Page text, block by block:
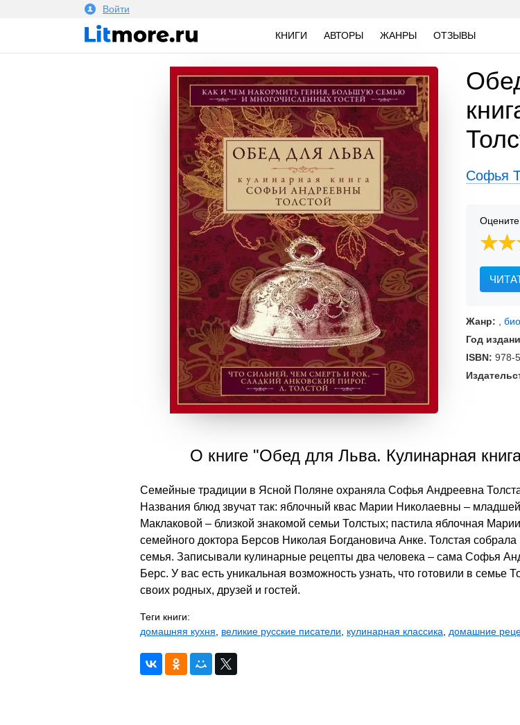
Войти
КНИГИ АВТОРЫ ЖАНРЫ ОТЗЫВЫ
Софья
Оцените
Жанр:
Год
ISBN: 978-
О книге "Обед для Льва. Кулинарная
Семейные традиции в Ясной Поляне охраняла Софья Андреевна
Названия блюд звучат так: яблочный квас Марии Николаевны –
Маклаковой – близкой знакомой семьи Толстых; пастила яблочная
семейного доктора Берсов Николая Богдановича Анке. Толстая
семья. Записывали кулинарные рецепты два человека – сама Софья
Берс. У вас есть уникальная возможность узнать, что готовили в семье
своих родных, друзей и гостей.
Теги книги:
домашняя кухня
великие русские писатели кулинарная классика домашние